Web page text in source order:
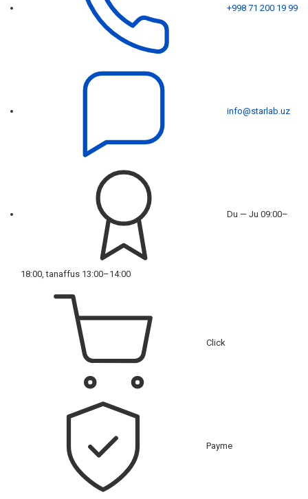
+998 71 200 19 99
info@starlab.uz
Du — Ju 09:00–
18:00, tanaffus 13:00–14:00
Click
Payme